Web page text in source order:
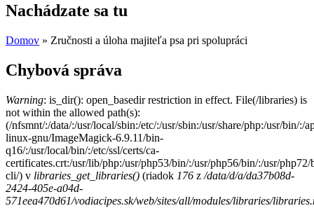
Nachádzate sa tu
Domov » Zručnosti a úloha majiteľa psa pri spolupráci
Chybová správa
Warning: is_dir(): open_basedir restriction in effect. File(/libraries) is
not within the allowed path(s):
(/nfsmnt/:/data/:/usr/local/sbin:/etc/:/usr/sbin:/usr/share/php:/usr/bin/
linux-gnu/ImageMagick-6.9.11/bin-
q16/:/usr/local/bin/:/etc/ssl/certs/ca-
certificates.crt:/usr/lib/php:/usr/php53/bin/:/usr/php56/bin/:/usr/
cli/) v libraries_get_libraries() (riadok 176 z /data/d/a/da37b08d-
2424-405e-a04d-
571eea470d61/vodiacipes.sk/web/sites/all/modules/libraries/